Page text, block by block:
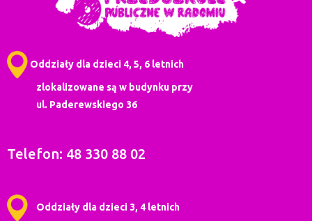
Oddziały dla dzieci 4, 5, 6 letnich
zlokalizowane są w budynku przy
ul. Paderewskiego 36
Telefon: 48 330 88 02
Oddziały dla dzieci 3, 4 letnich